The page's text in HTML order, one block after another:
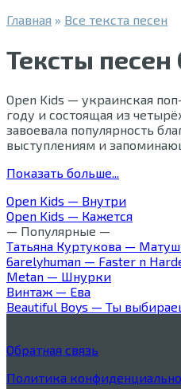
Главная » Все текста песен
Тексты песен
Open Kids — украинская
году и состоящая из
завоевала популярность
выступлениям и
Показать больше...
Open Kids — Внутри
Open Kids — Кажется
— Популярные —
Татьяна Куртукова —
6arelyhuman — Faster n
Metan — Шнурки
Винтаж — Ева
Beautiful Boys — Ты
Обратная связь
Политика